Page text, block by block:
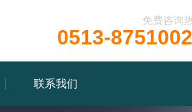
免费咨询
0513-
联系我们